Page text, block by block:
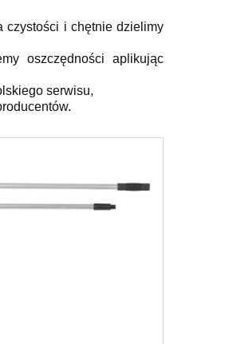
czystości i chętnie dzielimy
oszczędności aplikując
serwisu,